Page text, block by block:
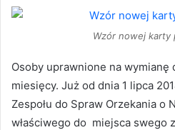
Wzór nowej karty
Osoby uprawnione na wymianę
miesięcy. Już od dnia 1 lipca
Zespołu do Spraw Orzekania o
właściwego do miejsca swego